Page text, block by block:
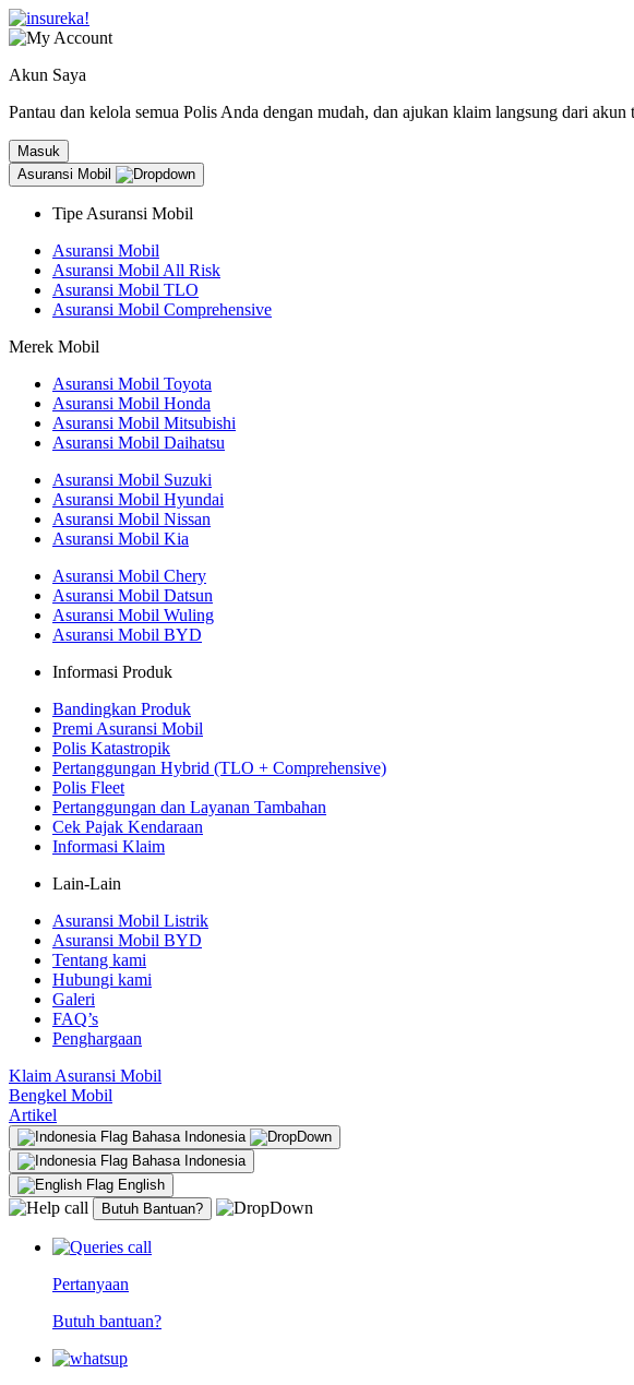
Akun Saya
Pantau dan kelola semua Polis Anda dengan mudah, dan ajukan klaim langsung dari akun
Masuk
Asuransi Mobil
Tipe Asuransi Mobil
Asuransi Mobil
Asuransi Mobil All Risk
Asuransi Mobil TLO
Asuransi Mobil Comprehensive
Merek Mobil
Asuransi Mobil Toyota
Asuransi Mobil Honda
Asuransi Mobil Mitsubishi
Asuransi Mobil Daihatsu
Asuransi Mobil Suzuki
Asuransi Mobil Hyundai
Asuransi Mobil Nissan
Asuransi Mobil Kia
Asuransi Mobil Chery
Asuransi Mobil Datsun
Asuransi Mobil Wuling
Asuransi Mobil BYD
Informasi Produk
Bandingkan Produk
Premi Asuransi Mobil
Polis Katastropik
Pertanggungan Hybrid (TLO + Comprehensive)
Polis Fleet
Pertanggungan dan Layanan Tambahan
Cek Pajak Kendaraan
Informasi Klaim
Lain-Lain
Asuransi Mobil Listrik
Asuransi Mobil BYD
Tentang kami
Hubungi kami
Galeri
FAQ’s
Penghargaan
Klaim Asuransi Mobil
Bengkel Mobil
Artikel
Bahasa Indonesia
Bahasa Indonesia
English
Butuh Bantuan?
Pertanyaan
Butuh bantuan?